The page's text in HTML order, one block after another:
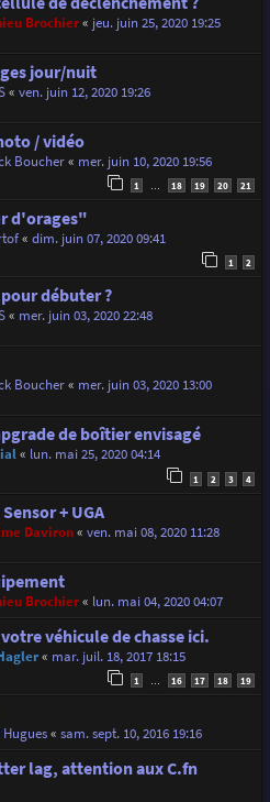
Brochier« jeu. juin 25, 2020 19:25
jour/nuit
« ven. juin 12, 2020 19:26
/ vidéo
Boucher« mer. juin 10, 2020 19:56
1 18 19 20 21
d'orages"
« dim. juin 07, 2020 09:41
1 2
débuter ?
« mer. juin 03, 2020 22:48
Boucher« mer. juin 03, 2020 13:00
de boîtier envisagé
« lun. mai 25, 2020 04:14
1 2 3 4
+ UGA
Daviron« ven. mai 08, 2020 11:28
Brochier« lun. mai 04, 2020 04:07
véhicule de chasse ici.
« mar. juil. 18, 2017 18:15
1 16 17 18 19
Hugues« sam. sept. 10, 2016 19:16
lag, attention aux C.fn